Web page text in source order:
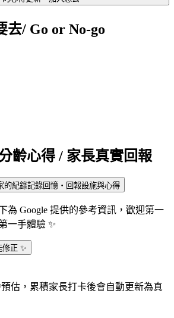
去/ Go or No-go
齡心得 / 家長真實回報
的紀錄記錄回憶・回報設施與心得
為 Google 提供的參考資訊，歡迎第一
一手體驗 ✨
正 ✨
估，累積家長打卡後會自動更新為真